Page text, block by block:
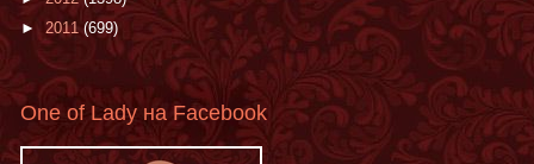
► 2011 (699)
One of Lady на Facebook